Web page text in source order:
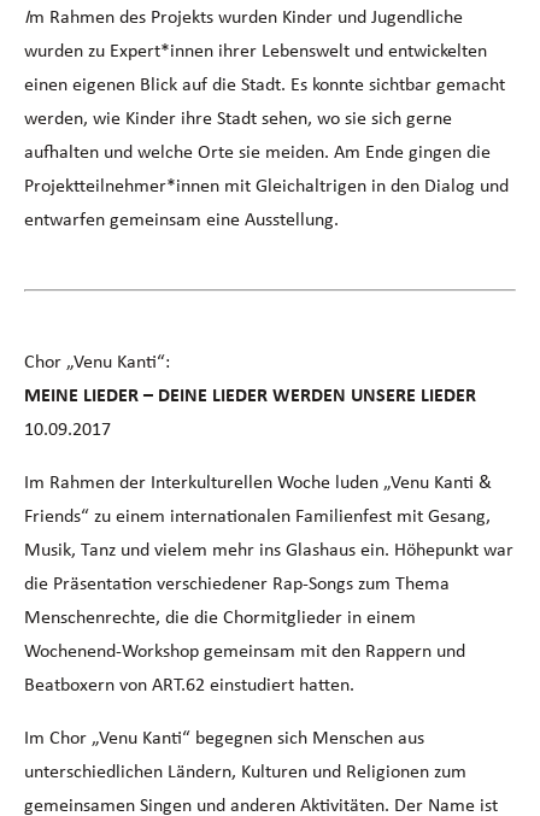
Im Rahmen des Projekts wurden Kinder und Jugendliche
wurden zu Expert*innen ihrer Lebenswelt und entwickelten
einen eigenen Blick auf die Stadt. Es konnte sichtbar gemacht
werden, wie Kinder ihre Stadt sehen, wo sie sich gerne
aufhalten und welche Orte sie meiden. Am Ende gingen die
Projektteilnehmer*innen mit Gleichaltrigen in den Dialog und
entwarfen gemeinsam eine Ausstellung.
Chor „Venu Kanti“:
MEINE LIEDER – DEINE LIEDER WERDEN UNSERE LIEDER
10.09.2017
Im Rahmen der Interkulturellen Woche luden „Venu Kanti &
Friends“ zu einem internationalen Familienfest mit Gesang,
Musik, Tanz und vielem mehr ins Glashaus ein. Höhepunkt war
die Präsentation verschiedener Rap-Songs zum Thema
Menschenrechte, die die Chormitglieder in einem
Wochenend-Workshop gemeinsam mit den Rappern und
Beatboxern von ART.62 einstudiert hatten.
Im Chor „Venu Kanti“ begegnen sich Menschen aus
unterschiedlichen Ländern, Kulturen und Religionen zum
gemeinsamen Singen und anderen Aktivitäten. Der Name ist